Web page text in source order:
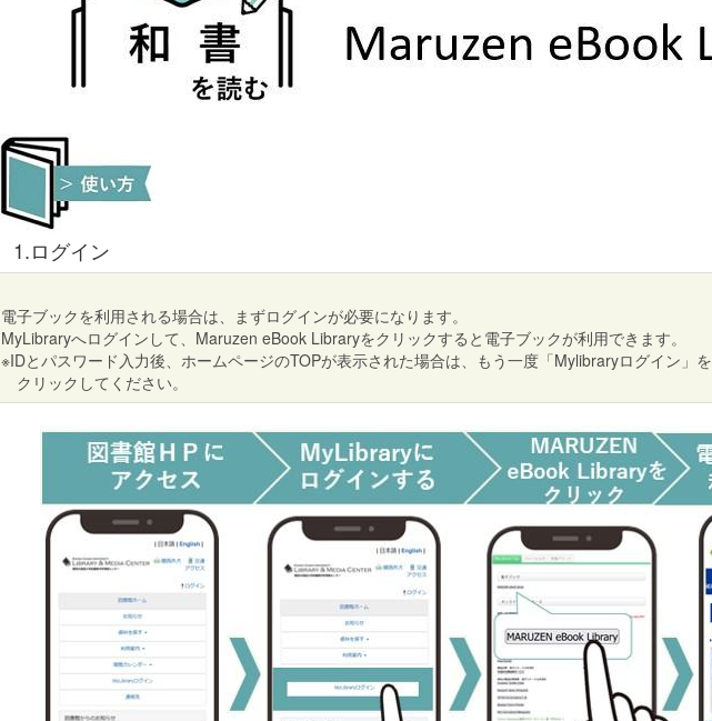
1.ログイン
電子ブックを利用される場合は、まずログインが必要になります。
MyLibraryへログインして、Maruzen eBook Libraryをクリックすると電子ブックが利用できます。
※IDとパスワード入力後、ホームページのTOPが表示された場合は、もう一度「Mylibraryログイン」を
クリックしてください。